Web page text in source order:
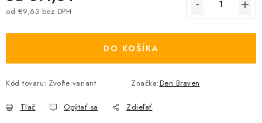
od €9,63 bez DPH
DO KOŠÍKA
Kód tovaru: Zvoľte variant Značka:Den Braven
Tlač Opýtať sa Zdieľať